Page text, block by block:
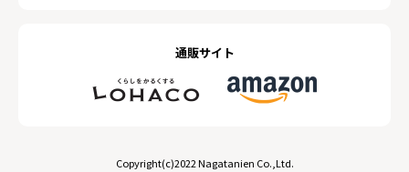
通販サイト
Copyright(c)2022 Nagatanien Co.,Ltd.